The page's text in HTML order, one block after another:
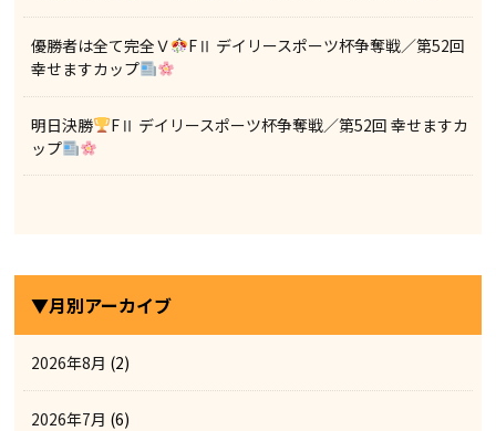
優勝者は全て完全Ｖ
FⅡ デイリースポーツ杯争奪戦／第52回
幸せますカップ
明日決勝
FⅡ デイリースポーツ杯争奪戦／第52回 幸せますカ
ップ
▼月別アーカイブ
2026年8月 (2)
2026年7月 (6)